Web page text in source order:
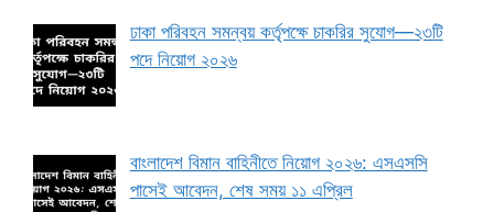
ঢাকা পরিবহন সমন্বয় কর্তৃপক্ষে চাকরির সুযোগ—২৩টি
পদে নিয়োগ ২০২৬
বাংলাদেশ বিমান বাহিনীতে নিয়োগ ২০২৬: এসএসসি
পাসেই আবেদন, শেষ সময় ১১ এপ্রিল